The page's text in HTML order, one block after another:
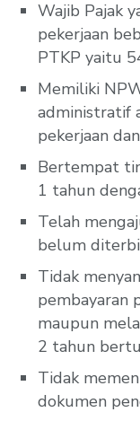
Wajib Pajak
pekerjaan
PTKP yaitu
Memiliki
administratif
pekerjaan
Bertempat
1 tahun
Telah
belum
Tidak
pembayaran
maupun
2 tahun
Tidak
dokumen